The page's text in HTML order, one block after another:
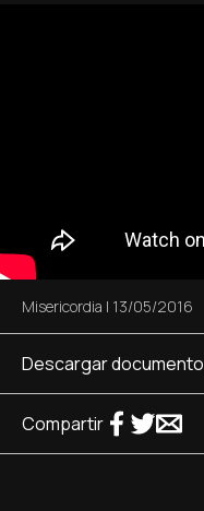
Misericordia | 13/05/2016
Descargar documento
Compartir